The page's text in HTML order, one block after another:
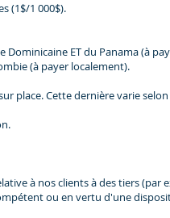
(1$/1 000$).
ET du Panama (à
(à payer localement).
place. Cette dernière varie
à nos clients à des tiers (par
ou en vertu d'une